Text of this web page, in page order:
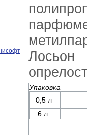
Лосьон
Упаковка
0,5 л
6 л.